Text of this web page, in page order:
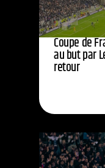
Coupe de
au but par
retour